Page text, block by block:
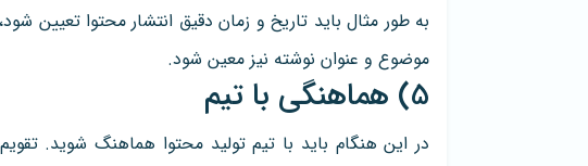
به طور مثال باید تاریخ و زمان دقیق انتشار محتوا تعیین
موضوع و عنوان نوشته نیز معین شود.
5) هماهنگی با تیم
در این هنگام باید با تیم تولید محتوا هماهنگ شوید.